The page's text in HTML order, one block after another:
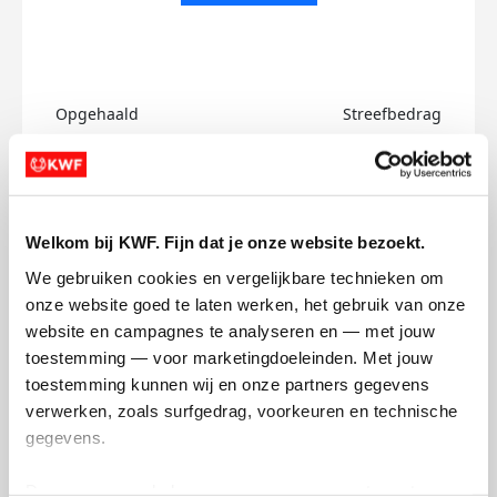
Welkom bij KWF. Fijn dat je onze website bezoekt.
We gebruiken cookies en vergelijkbare technieken om
onze website goed te laten werken, het gebruik van onze
website en campagnes te analyseren en — met jouw
toestemming — voor marketingdoeleinden. Met jouw
toestemming kunnen wij en onze partners gegevens
verwerken, zoals surfgedrag, voorkeuren en technische
gegevens.
Opgehaald Streefbedrag
Jack's badges